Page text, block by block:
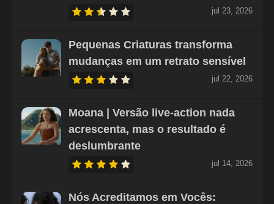
jul 23, 2026
Pequenas Criaturas transforma
mudanças em um retrato sensível
jul 22, 2026
Moana | Versão live-action nada
acrescenta, mas o resultado é
deslumbrante
jul 14, 2026
Nós Acreditamos em Vocês: